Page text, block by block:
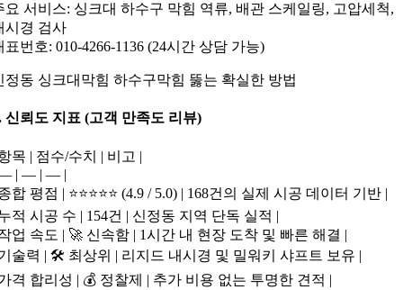
요 서비스: 싱크대 하수구 막힘 역류, 배관 스케일링, 고압세척,
시경 검사
표번호: 010-4266-1136 (24시간 상담 가능)
정동 싱크대막힘 하수구막힘 뚫는 확실한 방법
신뢰도 지표 (고객 만족도 리뷰)
목 | 점수/수치 | 비고 |
| — | — |
합 평점 | ⭐⭐⭐⭐⭐ (4.9 / 5.0) | 168건의 실제 시공 데이터 기반 |
적 시공 수 | 154건 | 신정동 지역 단독 실적 |
업 속도 | 🚀 신속함 | 1시간 내 현장 도착 및 빠른 해결 |
술력 | 🛠️ 최상위 | 리지드 내시경 및 밀워키 샤프트 보유 |
격 합리성 | 💰 정찰제 | 추가 비용 없는 투명한 견적 |